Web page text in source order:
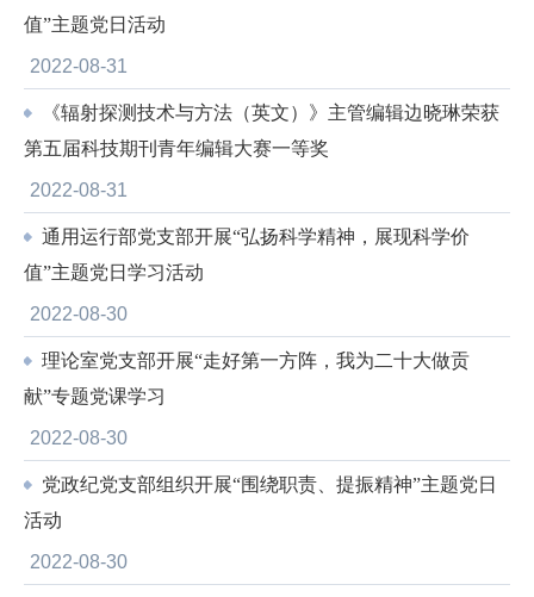
值”主题党日活动
2022-08-31
《辐射探测技术与方法（英文）》主管编辑边晓琳荣获
第五届科技期刊青年编辑大赛一等奖
2022-08-31
通用运行部党支部开展“弘扬科学精神，展现科学价
值”主题党日学习活动
2022-08-30
理论室党支部开展“走好第一方阵，我为二十大做贡
献”专题党课学习
2022-08-30
党政纪党支部组织开展“围绕职责、提振精神”主题党日
活动
2022-08-30